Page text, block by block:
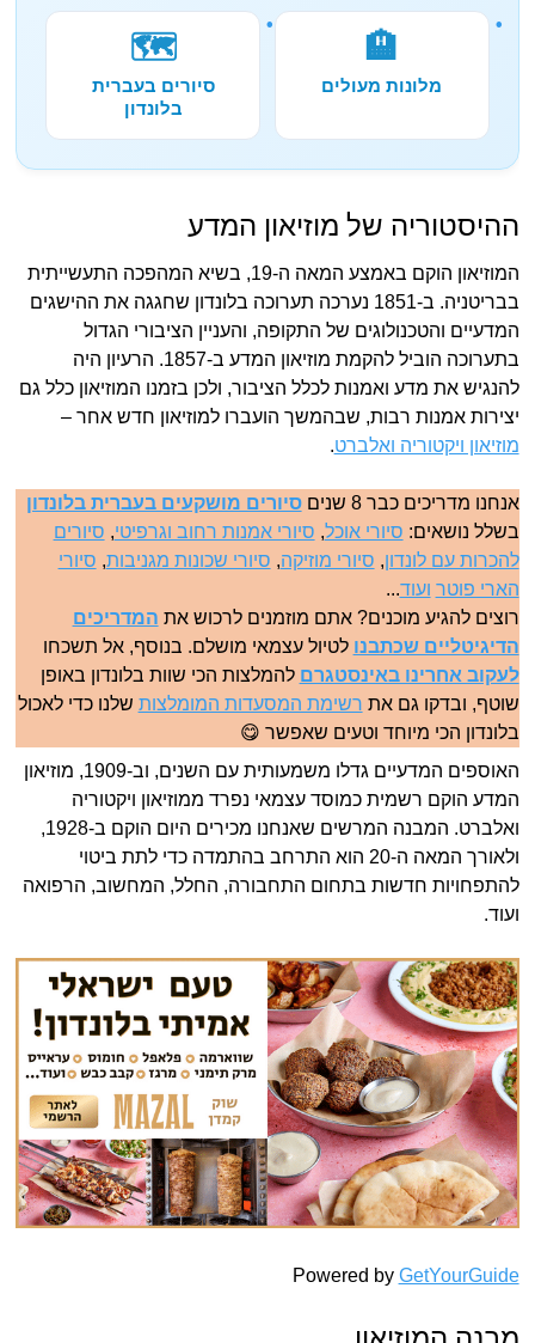
🏨
מלונות מעולים
🗺️
סיורים בעברית
בלונדון
ההיסטוריה של מוזיאון המדע
המוזיאון הוקם באמצע המאה ה-19, בשיא המהפכה התעשייתית
בבריטניה. ב-1851 נערכה תערוכה בלונדון שחגגה את ההישגים
המדעיים והטכנולוגים של התקופה, והעניין הציבורי הגדול
בתערוכה הוביל להקמת מוזיאון המדע ב-1857. הרעיון היה
להנגיש את מדע ואמנות לכלל הציבור, ולכן בזמנו המוזיאון כלל גם
יצירות אמנות רבות, שבהמשך הועברו למוזיאון חדש אחר –
מוזיאון ויקטוריה ואלברט.
אנחנו מדריכים כבר 8 שנים
סיורים מושקעים בעברית בלונדון
בשלל נושאים: סיורי אוכל, סיורי אמנות רחוב וגרפיטי, סיורים
להכרות עם לונדון, סיורי מוזיקה, סיורי שכונות מגניבות, סיורי
הארי פוטר ועוד...
רוצים להגיע מוכנים? אתם מוזמנים לרכוש את המדריכים
הדיגיטליים שכתבנו לטיול עצמאי מושלם. בנוסף, אל תשכחו
לעקוב אחרינו באינסטגרם להמלצות הכי שוות בלונדון באופן
שוטף, ובדקו גם את רשימת המסעדות המומלצות שלנו כדי לאכול
בלונדון הכי מיוחד וטעים שאפשר 😋
האוספים המדעיים גדלו משמעותית עם השנים, וב-1909, מוזיאון
המדע הוקם רשמית כמוסד עצמאי נפרד ממוזיאון ויקטוריה
ואלברט. המבנה המרשים שאנחנו מכירים היום הוקם ב-1928,
ולאורך המאה ה-20 הוא התרחב בהתמדה כדי לתת ביטוי
להתפחויות חדשות בתחום התחבורה, החלל, המחשוב, הרפואה
ועוד.
Powered by GetYourGuide